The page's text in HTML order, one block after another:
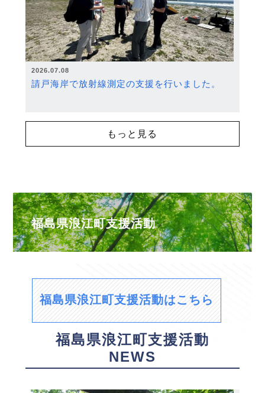
2026.07.08
請戸海岸で放射線測定の支援を行いました。
もっと見る
福島県浪江町支援活動
福島県浪江町支援活動はこちら
福島県浪江町支援活動
NEWS